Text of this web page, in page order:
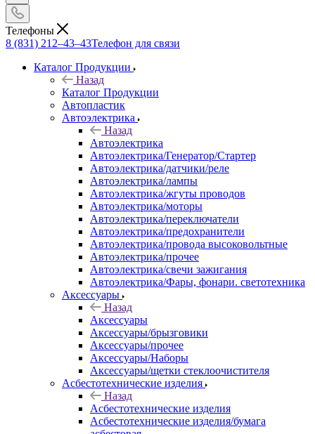
Телефоны
8 (831) 212–43–43Телефон для связи
Каталог Продукции
Назад
Каталог Продукции
Автопластик
Автоэлектрика
Назад
Автоэлектрика
Автоэлектрика/Генератор/Стартер
Автоэлектрика/датчики/реле
Автоэлектрика/лампы
Автоэлектрика/жгуты проводов
Автоэлектрика/моторы
Автоэлектрика/переключатели
Автоэлектрика/предохранители
Автоэлектрика/провода высоковольтные
Автоэлектрика/прочее
Автоэлектрика/свечи зажигания
Автоэлектрика/Фары, фонари. светотехника
Аксессуары
Назад
Аксессуары
Аксессуары/брызговики
Аксессуары/прочее
Аксессуары/Наборы
Аксессуары/щетки стеклоочистителя
Асбестотехнические изделия
Назад
Асбестотехнические изделия
Асбестотехнические изделия/бумага